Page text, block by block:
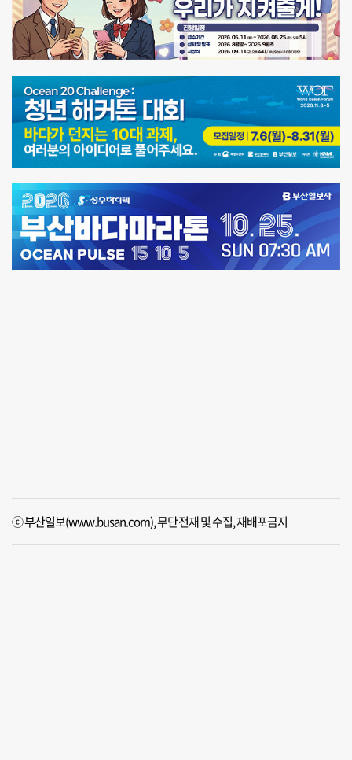
ⓒ 부산일보(www.busan.com), 무단전재 및 수집, 재배포금지